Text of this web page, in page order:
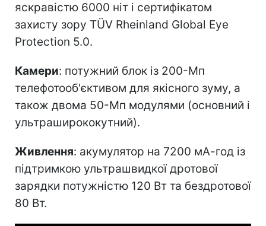
яскравістю 6000 ніт і сертифікатом
захисту зору TÜV Rheinland Global Eye
Protection 5.0.
Камери: потужний блок із 200-Мп
телефотооб'єктивом для якісного зуму, а
також двома 50-Мп модулями (основний і
ультраширококутний).
Живлення: акумулятор на 7200 мА-год із
підтримкою ультрашвидкої дротової
зарядки потужністю 120 Вт та бездротової
80 Вт.